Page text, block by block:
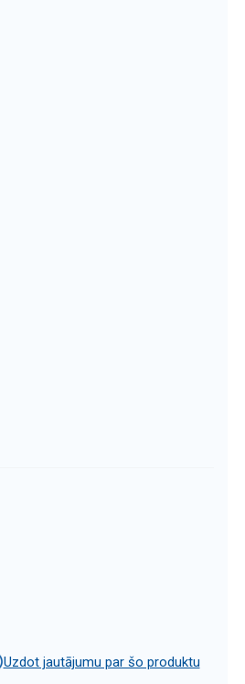
Uzdot jautājumu par šo produktu